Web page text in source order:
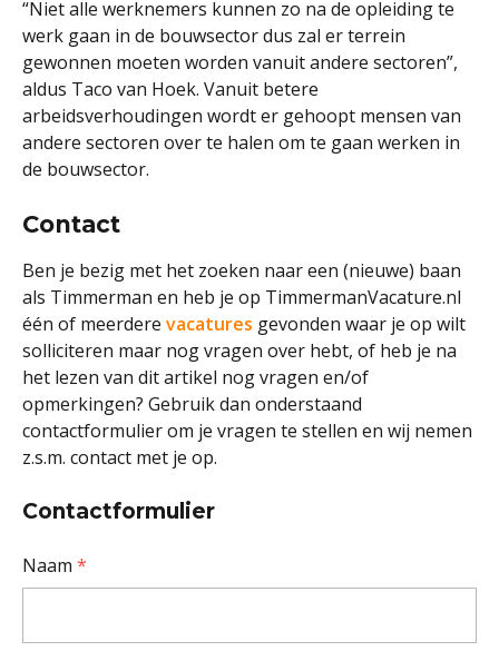
“Niet alle werknemers kunnen zo na de opleiding te
werk gaan in de bouwsector dus zal er terrein
gewonnen moeten worden vanuit andere sectoren”,
aldus Taco van Hoek. Vanuit betere
arbeidsverhoudingen wordt er gehoopt mensen van
andere sectoren over te halen om te gaan werken in
de bouwsector.
Contact
Ben je bezig met het zoeken naar een (nieuwe) baan
als Timmerman en heb je op TimmermanVacature.nl
één of meerdere vacatures gevonden waar je op wilt
solliciteren maar nog vragen over hebt, of heb je na
het lezen van dit artikel nog vragen en/of
opmerkingen? Gebruik dan onderstaand
contactformulier om je vragen te stellen en wij nemen
z.s.m. contact met je op.
Contactformulier
Naam *